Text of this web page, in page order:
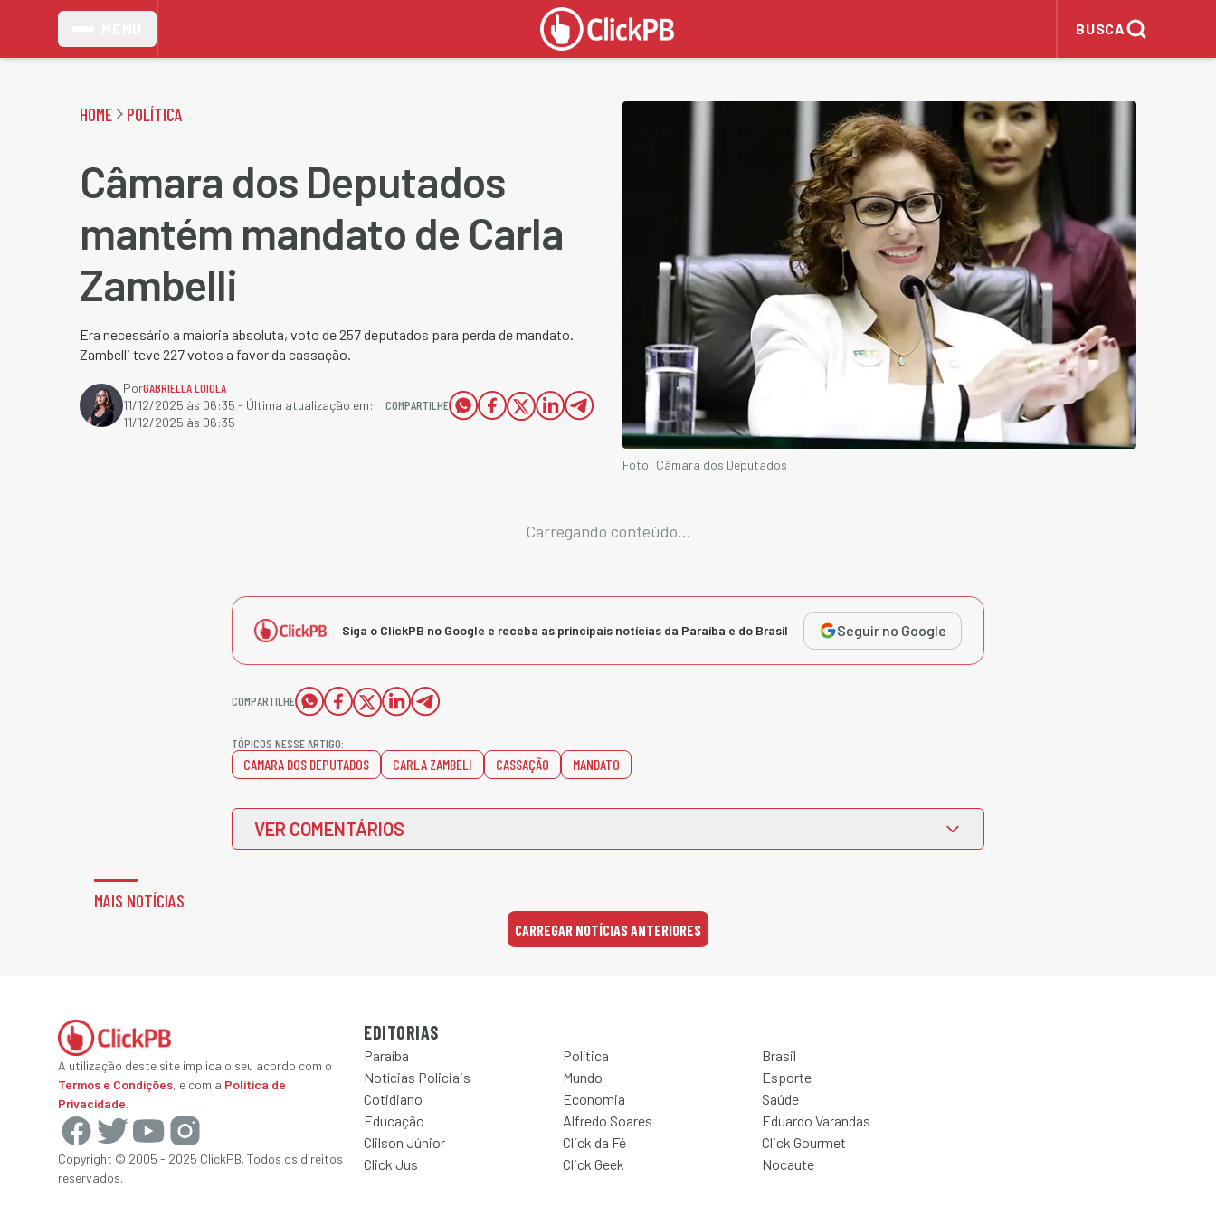
BUSCA
HOME POLÍTICA
Câmara dos Deputados
mantém mandato de Carla
Zambelli
Era necessário a maioria absoluta, voto de 257 deputados para perda de mandato.
Zambelli teve 227 votos a favor da cassação.
PorGABRIELLA LOIOLA
11/12/2025 às 06:35 - Última atualização em:
11/12/2025 às 06:35
COMPARTILHE
Foto: Câmara dos Deputados
Carregando conteúdo...
Siga o ClickPB no Google e receba as principais notícias da Paraíba e do Brasil Seguir no Google
COMPARTILHE
TÓPICOS NESSE ARTIGO:
CAMARA DOS DEPUTADOS CARLA ZAMBELI CASSAÇÃO MANDATO
VER COMENTÁRIOS
MAIS NOTÍCIAS
CARREGAR NOTÍCIAS ANTERIORES
A utilização deste site implica o seu acordo com o
Termos e Condições, e com a Política de
Privacidade.
Copyright © 2005 - 2025 ClickPB. Todos os direitos
reservados.
EDITORIAS
Paraíba Política
Brasil
Notícias Policiais
Mundo
Esporte
Cotidiano
Economia
Saúde
Educação
Alfredo Soares
Eduardo Varandas
Clilson Júnior
Click da Fé
Click Gourmet
Click Jus
Click Geek Nocaute